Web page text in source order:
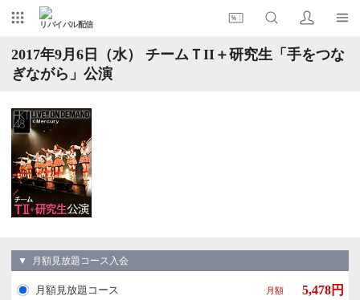
リバイバル配信
2017年9月6日（水） チームＴII＋研究生「手をつな
ぎながら」公演
▼ 月額見放題コース入会
月額見放題コース 月額 5,478円